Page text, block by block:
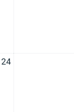
24